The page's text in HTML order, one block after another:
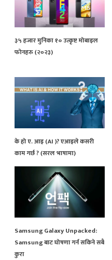
३५ हजार मुनिका १० उत्कृष्ट मोबाइल
फोनहरु (२०२३)
के हो ए. आइ (AI )? एआइले कसरी
काम गर्छ ? (सरल भाषामा)
Samsung Galaxy Unpacked:
Samsung बाट घोषणा गर्न सकिने सबै
कुरा